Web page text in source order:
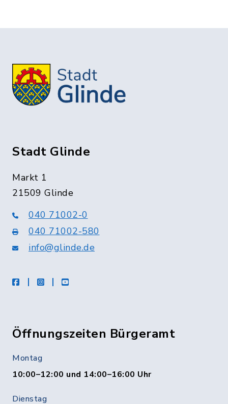
Stadt Glinde
Markt 1
21509 Glinde
040 71002-0
040 71002-580
info@glinde.de
facebookinstagramYoutube
Öffnungszeiten Bürgeramt
Montag
10:00–12:00 und 14:00–16:00 Uhr
Dienstag